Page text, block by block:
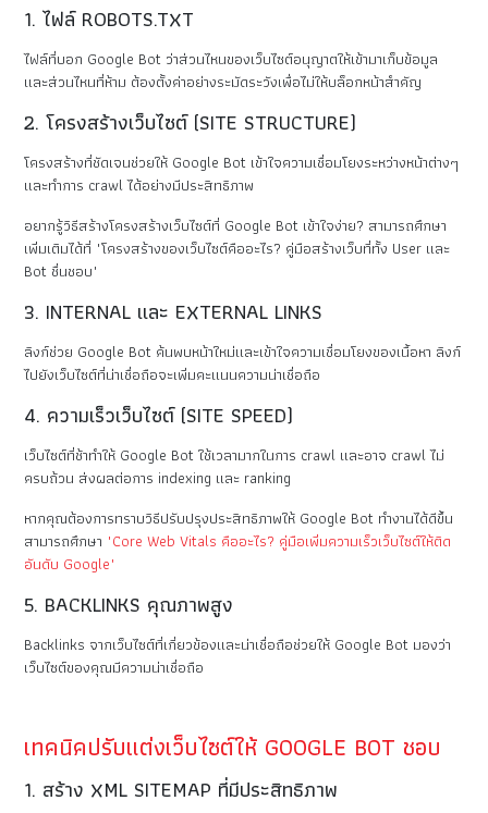
1. ไฟล์ ROBOTS.TXT
ไฟล์ที่บอก Google Bot ว่าส่วนไหนของเว็บไซต์อนุญาตให้เข้ามาเก็บข้อมูล
และส่วนไหนที่ห้าม ต้องตั้งค่าอย่างระมัดระวังเพื่อไม่ให้บล็อกหน้าสำคัญ
2. โครงสร้างเว็บไซต์ (SITE STRUCTURE)
โครงสร้างที่ชัดเจนช่วยให้ Google Bot เข้าใจความเชื่อมโยงระหว่างหน้าต่างๆ
และทำการ crawl ได้อย่างมีประสิทธิภาพ
อยากรู้วิธีสร้างโครงสร้างเว็บไซต์ที่ Google Bot เข้าใจง่าย? สามารถศึกษา
เพิ่มเติมได้ที่ "โครงสร้างของเว็บไซต์คืออะไร? คู่มือสร้างเว็บที่ทั้ง User และ
Bot ชื่นชอบ"
3. INTERNAL และ EXTERNAL LINKS
ลิงก์ช่วย Google Bot ค้นพบหน้าใหม่และเข้าใจความเชื่อมโยงของเนื้อหา ลิงก์
ไปยังเว็บไซต์ที่น่าเชื่อถือจะเพิ่มคะแนนความน่าเชื่อถือ
4. ความเร็วเว็บไซต์ (SITE SPEED)
เว็บไซต์ที่ช้าทำให้ Google Bot ใช้เวลามากในการ crawl และอาจ crawl ไม่
ครบถ้วน ส่งผลต่อการ indexing และ ranking
หากคุณต้องการทราบวิธีปรับปรุงประสิทธิภาพให้ Google Bot ทำงานได้ดีขึ้น
สามารถศึกษา "Core Web Vitals คืออะไร? คู่มือเพิ่มความเร็วเว็บไซต์ให้ติด
อันดับ Google"
5. BACKLINKS คุณภาพสูง
Backlinks จากเว็บไซต์ที่เกี่ยวข้องและน่าเชื่อถือช่วยให้ Google Bot มองว่า
เว็บไซต์ของคุณมีความน่าเชื่อถือ
เทคนิคปรับแต่งเว็บไซต์ให้ GOOGLE BOT ชอบ
1. สร้าง XML SITEMAP ที่มีประสิทธิภาพ